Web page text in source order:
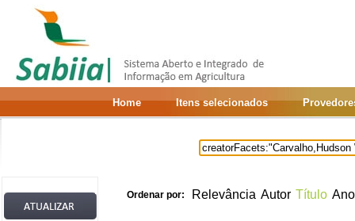
Home Itens selecionados
Ordenar por: Relevância Autor Título Ano